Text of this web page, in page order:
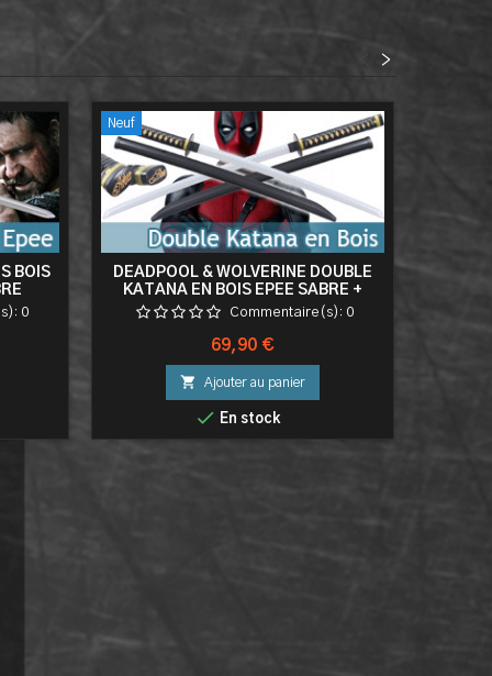
>
BOIS
0
Neuf
DEADPOOL & WOLVERINE DOUBLE
KATANA EN BOIS EPEE SABRE +
SUPPORT DORSAL
Commentaire(s): 0
Prix
69,90 €
 Ajouter au panier
 En stock